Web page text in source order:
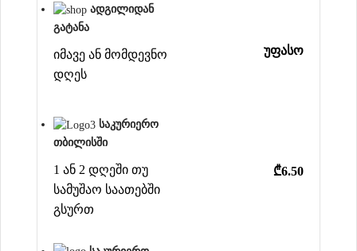
ადგილიდან
გატანა
იმავე ან მომდევნო
დღეს
უფასო
საკურიერო
თბილისში
1 ან 2 დღეში თუ
სამუშაო საათებში
გსურთ
₾6.50